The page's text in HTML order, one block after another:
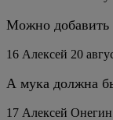
Можно добавить
16 Алексей 20
А мука должна
17 Алексей Онегин